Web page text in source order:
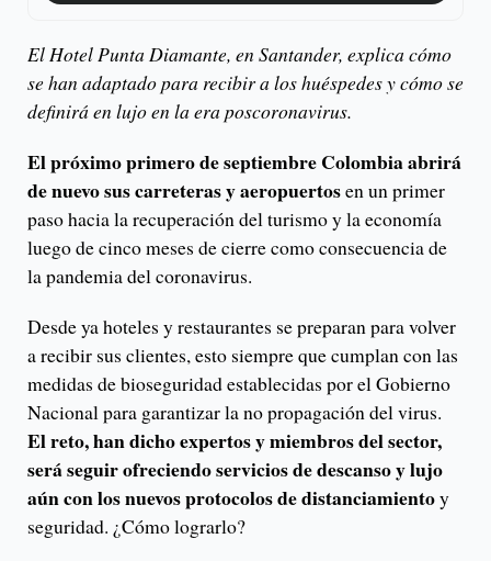
El Hotel Punta Diamante, en Santander, explica cómo
se han adaptado para recibir a los huéspedes y cómo se
definirá en lujo en la era poscoronavirus.
El próximo primero de septiembre Colombia abrirá
de nuevo sus carreteras y aeropuertosen un primer
paso hacia la recuperación del turismo y la economía
luego de cinco meses de cierre como consecuencia de
la pandemia del coronavirus.
Desde ya hoteles y restaurantes se preparan para volver
a recibir sus clientes, esto siempre que cumplan con las
medidas de bioseguridad establecidas por el Gobierno
Nacional para garantizar la no propagación del virus.
El reto, han dicho expertos y miembros del sector,
será seguir ofreciendo servicios de descanso y lujo
aún con los nuevos protocolos de distanciamientoy
seguridad. ¿Cómo lograrlo?